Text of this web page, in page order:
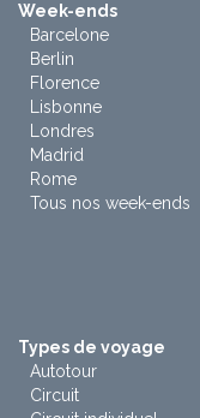
Week-ends
Barcelone
Berlin
Florence
Lisbonne
Londres
Madrid
Rome
Tous nos week-ends
Types de voyage
Autotour
Circuit